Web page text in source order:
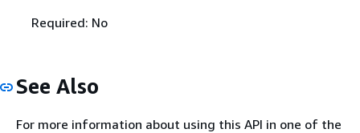
Required: No
See Also
For more information about using this API in one of the